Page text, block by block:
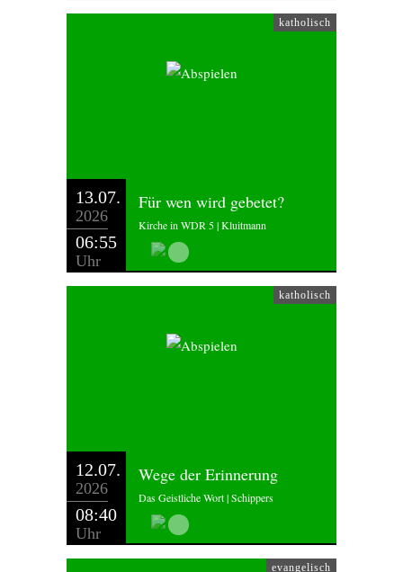
katholisch
13.07.
2026
06:55
Uhr
Für wen wird gebetet?
Kirche in WDR 5 | Kluitmann
katholisch
12.07.
2026
08:40
Uhr
Wege der Erinnerung
Das Geistliche Wort | Schippers
evangelisch